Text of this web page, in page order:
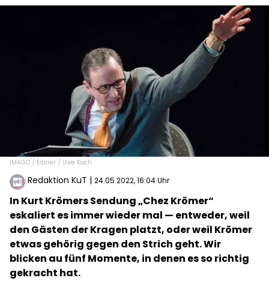
IMAGO / Eibner / Uwe Koch
Redaktion KuT | 24.05.2022, 16:04 Uhr
In Kurt Krömers Sendung „Chez Krömer“
eskaliert es immer wieder mal — entweder, weil
den Gästen der Kragen platzt, oder weil Krömer
etwas gehörig gegen den Strich geht. Wir
blicken au fünf Momente, in denen es so richtig
gekracht hat.